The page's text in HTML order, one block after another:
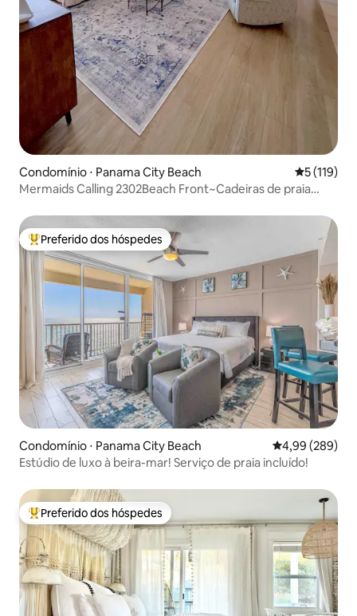
Condomínio ⋅ Panama City Beach 5 de uma
5 (119)
Mermaids Calling 2302Beach Front~Cadeiras de praia
Entre os melhores preferidos dos hóspedes
Preferido dos hóspedes
Condomínio ⋅ Panama City Beach 4,99 de uma
4,99 (289)
Estúdio de luxo à beira-mar! Serviço de praia incluído!
Entre os melhores preferidos dos hóspedes
Preferido dos hóspedes